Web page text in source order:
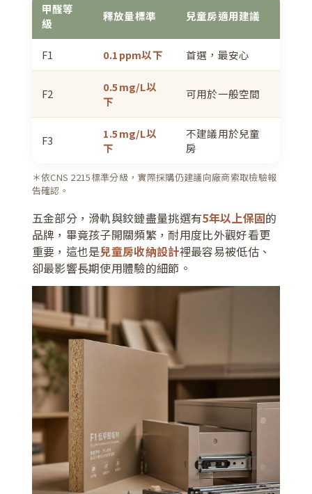
甲醛等
級
釋放量標準 兒童房適用建議
F1 0.1ppm以下 首選，最安心
F2
0.5mg/L以
下
可用於一般空間
F3
1.5mg/L以
下
不建議用於兒童
房
＊依CNS 2215標準分級，實際採購仍建議向廠商索取檢驗報
告確認。
五金部分，滑軌與鉸鏈盡量挑選有5年以上保固的
品牌，畢竟孩子開關頻繁，耐用度比外觀好看更
重要，這也是兒童房收納設計裡最容易被低估、
卻最影響長期使用體驗的細節。